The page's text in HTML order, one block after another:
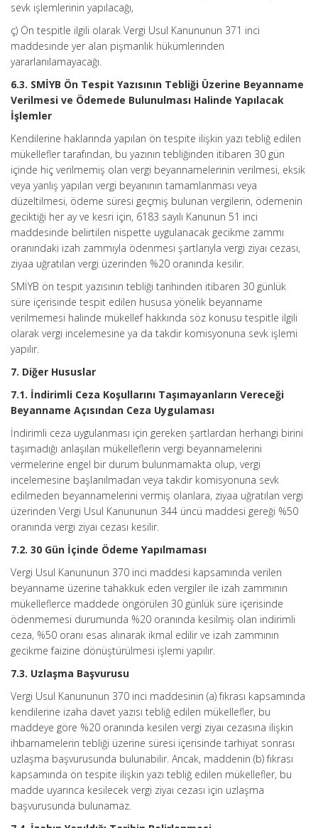
sevk işlemlerinin yapılacağı,
ç) Ön tespitle ilgili olarak Vergi Usul Kanununun 371 inci
maddesinde yer alan pişmanlık hükümlerinden
yararlanılamayacağı.
6.3. SMİYB Ön Tespit Yazısının Tebliği Üzerine Beyanname
Verilmesi ve Ödemede Bulunulması Halinde Yapılacak
İşlemler
Kendilerine haklarında yapılan ön tespite ilişkin yazı tebliğ edilen
mükellefler tarafından, bu yazının tebliğinden itibaren 30 gün
içinde hiç verilmemiş olan vergi beyannamelerinin verilmesi, eksik
veya yanlış yapılan vergi beyanının tamamlanması veya
düzeltilmesi, ödeme süresi geçmiş bulunan vergilerin, ödemenin
geciktiği her ay ve kesri için, 6183 sayılı Kanunun 51 inci
maddesinde belirtilen nispette uygulanacak gecikme zammı
oranındaki izah zammıyla ödenmesi şartlarıyla vergi ziyaı cezası,
ziyaa uğratılan vergi üzerinden %20 oranında kesilir.
SMİYB ön tespit yazısının tebliği tarihinden itibaren 30 günlük
süre içerisinde tespit edilen hususa yönelik beyanname
verilmemesi halinde mükellef hakkında söz konusu tespitle ilgili
olarak vergi incelemesine ya da takdir komisyonuna sevk işlemi
yapılır.
7. Diğer Hususlar
7.1. İndirimli Ceza Koşullarını Taşımayanların Vereceği
Beyanname Açısından Ceza Uygulaması
İndirimli ceza uygulanması için gereken şartlardan herhangi birini
taşımadığı anlaşılan mükelleflerin vergi beyannamelerini
vermelerine engel bir durum bulunmamakta olup, vergi
incelemesine başlanılmadan veya takdir komisyonuna sevk
edilmeden beyannamelerini vermiş olanlara, ziyaa uğratılan vergi
üzerinden Vergi Usul Kanununun 344 üncü maddesi gereği %50
oranında vergi ziyaı cezası kesilir.
7.2. 30 Gün İçinde Ödeme Yapılmaması
Vergi Usul Kanununun 370 inci maddesi kapsamında verilen
beyanname üzerine tahakkuk eden vergiler ile izah zammının
mükelleflerce maddede öngörülen 30 günlük süre içerisinde
ödenmemesi durumunda %20 oranında kesilmiş olan indirimli
ceza, %50 oranı esas alınarak ikmal edilir ve izah zammının
gecikme faizine dönüştürülmesi işlemi yapılır.
7.3. Uzlaşma Başvurusu
Vergi Usul Kanununun 370 inci maddesinin (a) fıkrası kapsamında
kendilerine izaha davet yazısı tebliğ edilen mükellefler, bu
maddeye göre %20 oranında kesilen vergi ziyaı cezasına ilişkin
ihbarnamelerin tebliği üzerine süresi içerisinde tarhiyat sonrası
uzlaşma başvurusunda bulunabilir. Ancak, maddenin (b) fıkrası
kapsamında ön tespite ilişkin yazı tebliğ edilen mükellefler, bu
madde uyarınca kesilecek vergi ziyaı cezası için uzlaşma
başvurusunda bulunamaz.